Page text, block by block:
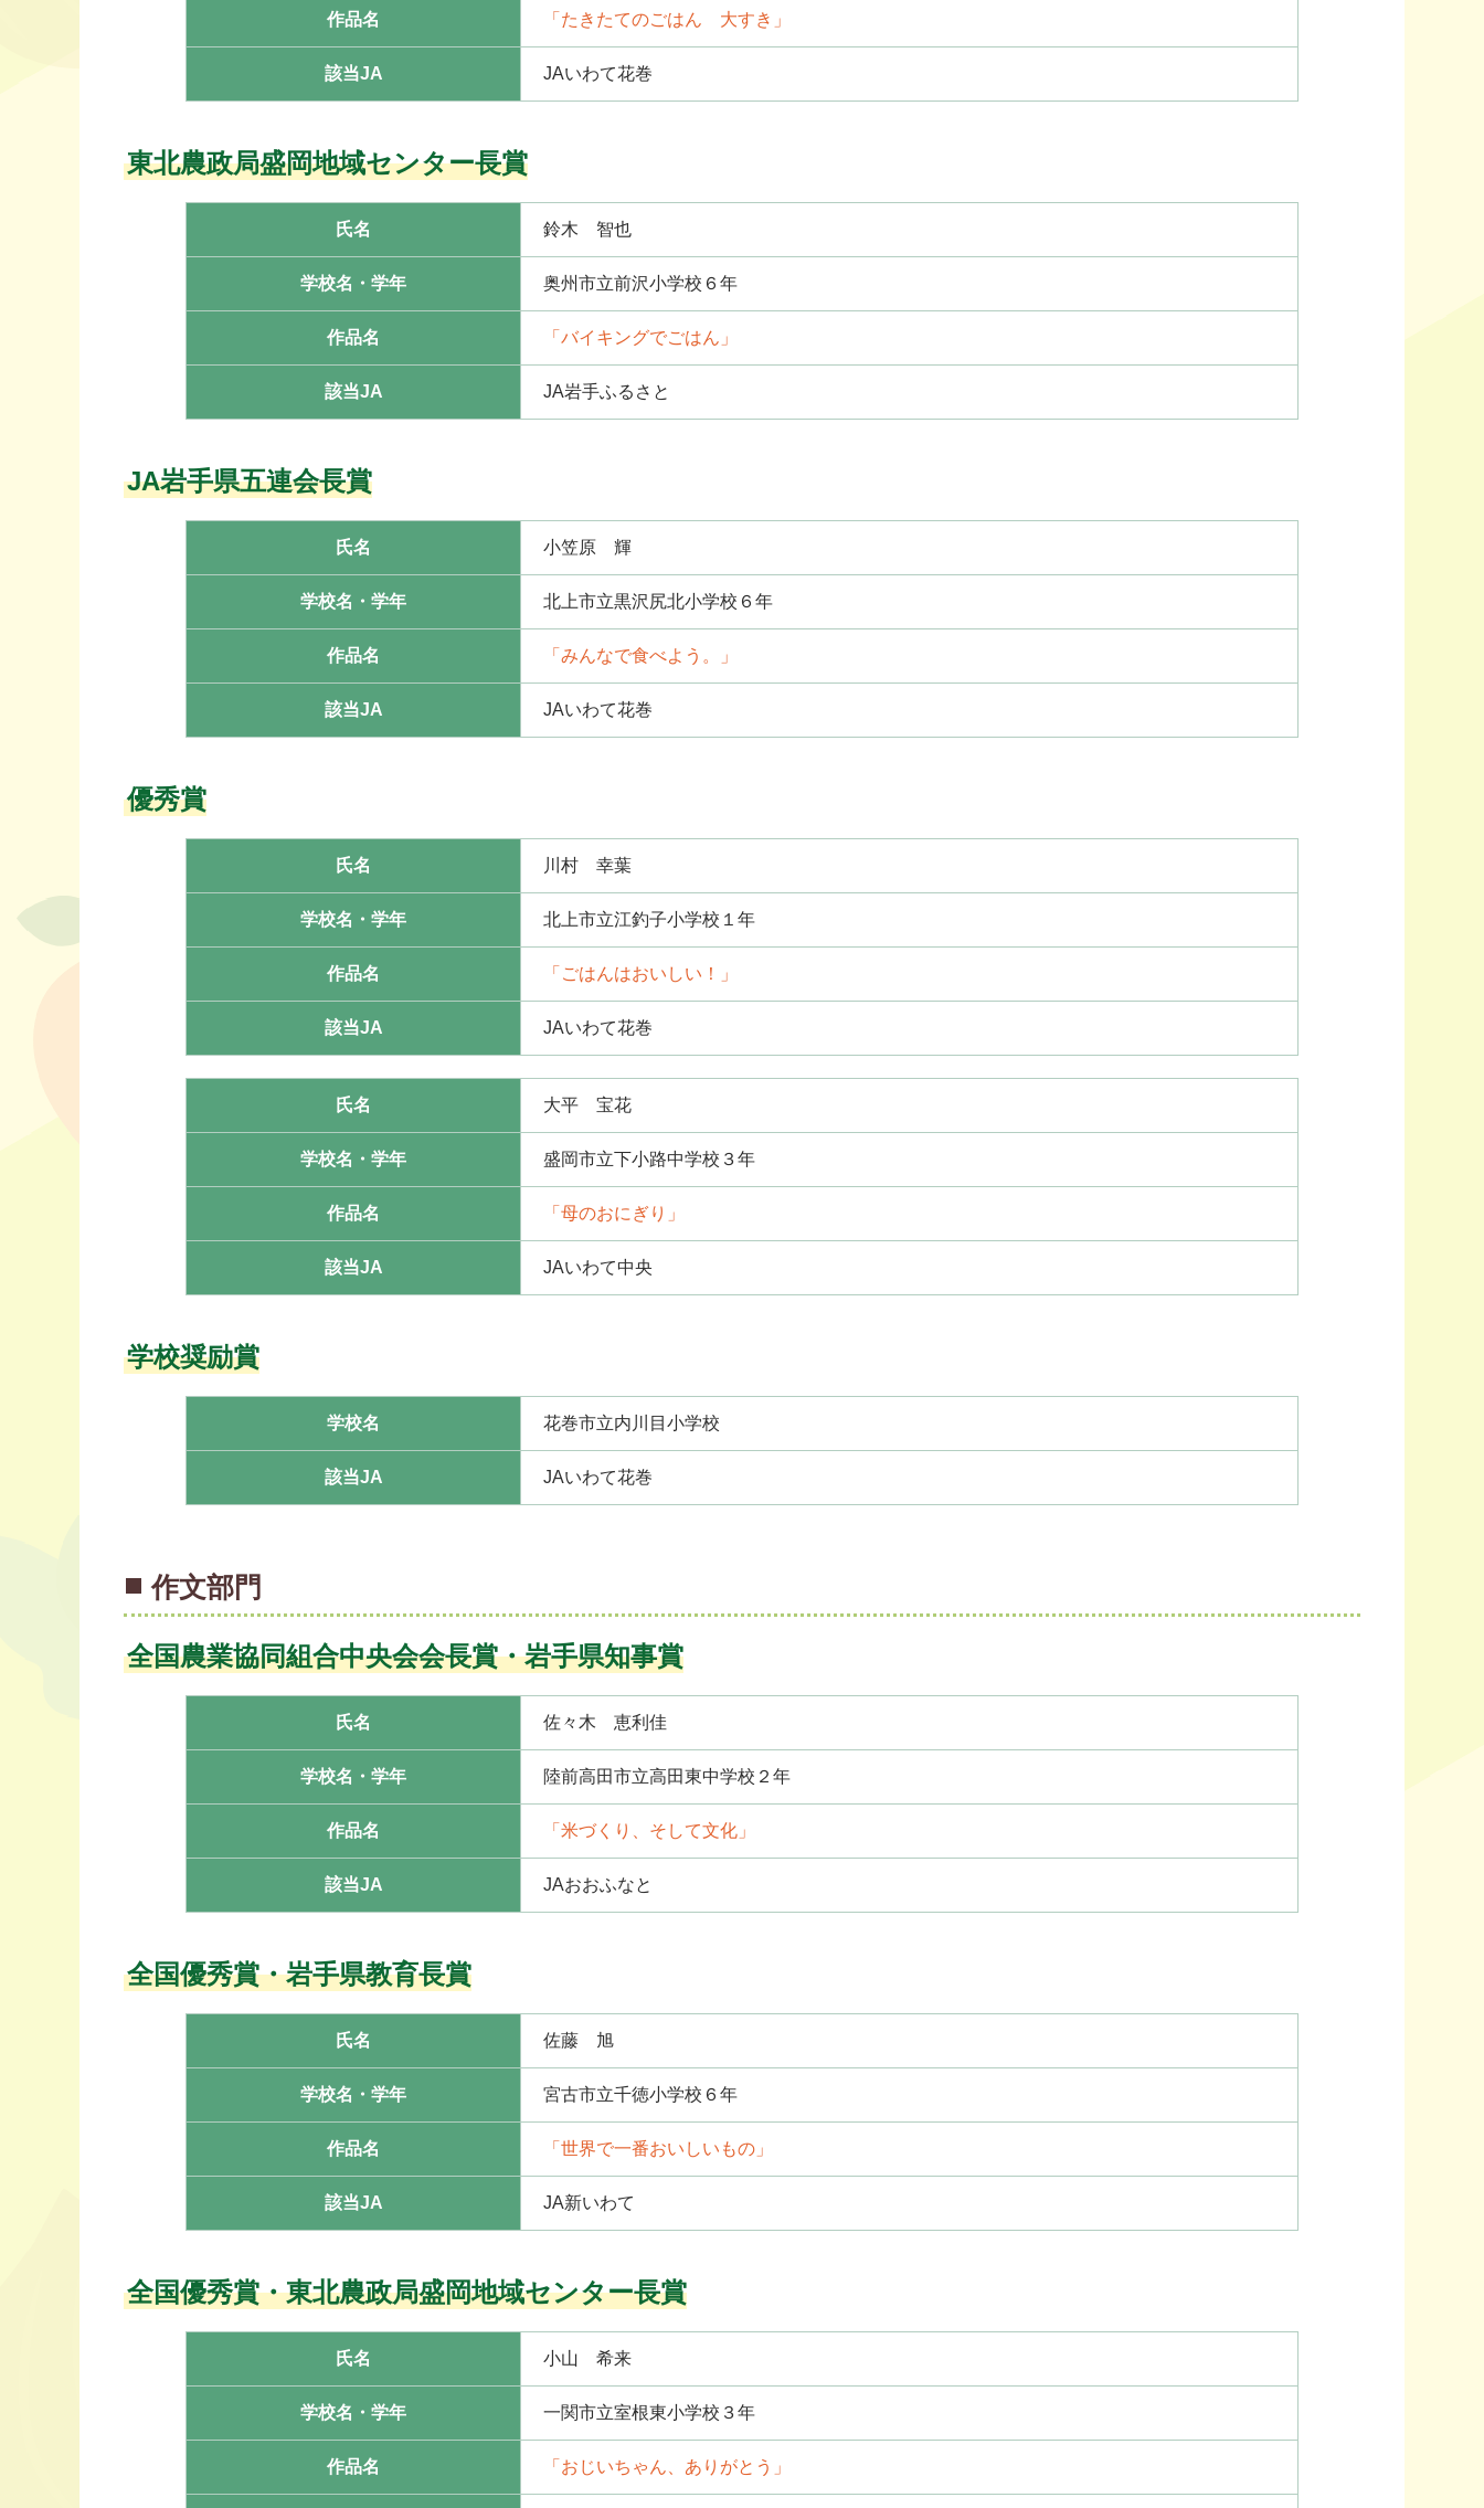
作品名 「たきたてのごはん 大すき」
該当JA JAいわて花巻
東北農政局盛岡地域センター長賞
氏名 鈴木 智也
学校名・学年 奥州市立前沢小学校６年
作品名 「バイキングでごはん」
該当JA JA岩手ふるさと
JA岩手県五連会長賞
氏名 小笠原 輝
学校名・学年 北上市立黒沢尻北小学校６年
作品名 「みんなで食べよう。」
該当JA JAいわて花巻
優秀賞
氏名 川村 幸葉
学校名・学年 北上市立江釣子小学校１年
作品名 「ごはんはおいしい！」
該当JA JAいわて花巻
氏名 大平 宝花
学校名・学年 盛岡市立下小路中学校３年
作品名 「母のおにぎり」
該当JA JAいわて中央
学校奨励賞
学校名 花巻市立内川目小学校
該当JA JAいわて花巻
作文部門
全国農業協同組合中央会会長賞・岩手県知事賞
氏名 佐々木 恵利佳
学校名・学年 陸前高田市立高田東中学校２年
作品名 「米づくり、そして文化」
該当JA JAおおふなと
全国優秀賞・岩手県教育長賞
氏名 佐藤 旭
学校名・学年 宮古市立千徳小学校６年
作品名 「世界で一番おいしいもの」
該当JA JA新いわて
全国優秀賞・東北農政局盛岡地域センター長賞
氏名 小山 希来
学校名・学年 一関市立室根東小学校３年
作品名 「おじいちゃん、ありがとう」